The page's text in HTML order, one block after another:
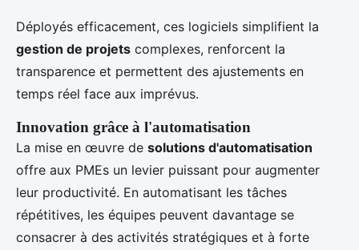
Déployés efficacement, ces logiciels simplifient la
gestion de projets complexes, renforcent la
transparence et permettent des ajustements en
temps réel face aux imprévus.
Innovation grâce à l'automatisation
La mise en œuvre de solutions d'automatisation
offre aux PMEs un levier puissant pour augmenter
leur productivité. En automatisant les tâches
répétitives, les équipes peuvent davantage se
consacrer à des activités stratégiques et à forte